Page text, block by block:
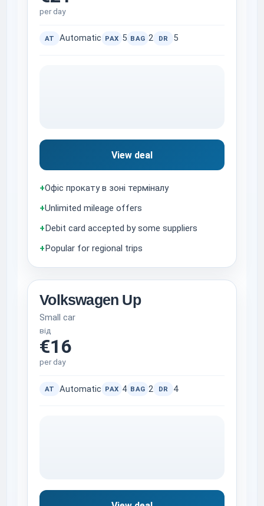
per day
AT Automatic PAX 5 BAG 2 DR 5
View deal
+Офіс прокату в зоні терміналу
+Unlimited mileage offers
+Debit card accepted by some suppliers
+Popular for regional trips
Volkswagen Up
Small car
від
€16
per day
AT Automatic PAX 4 BAG 2 DR 4